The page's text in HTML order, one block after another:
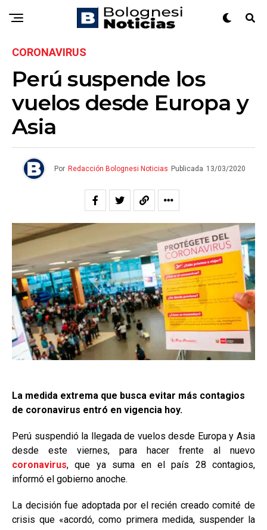
CORONAVIRUS
Perú suspende los
vuelos desde Europa y
Asia
Por Redacción Bolognesi Noticias Publicada 13/03/2020
La medida extrema que busca evitar más contagios
de coronavirus entró en vigencia hoy.
Perú suspendió la llegada de vuelos desde Europa y Asia
desde este viernes, para hacer frente al nuevo
coronavirus, que ya suma en el país 28 contagios,
informó el gobierno anoche.
La decisión fue adoptada por el recién creado comité de
crisis que «acordó, como primera medida, suspender la